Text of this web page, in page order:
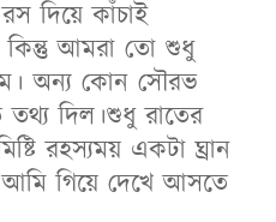
দিয়ে কাঁচাই
কিন্তু আমরা তো শুধু
অন্য কোন সৌরভ
তথ্য দিল।শুধু রাতের
রহস্যময় একটা ঘ্রান
গিয়ে দেখে আসতে